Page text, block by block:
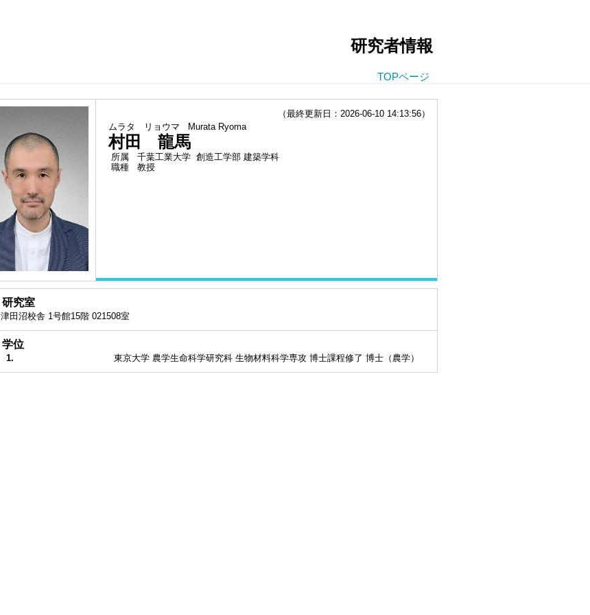
研究者情報
TOPページ
（最終更新日：2026-06-10 14:13:56）
ムラタ リョウマ
Murata Ryoma
村田 龍馬
所属
千葉工業大学 創造工学部 建築学科
職種
教授
研究室
津田沼校舎 1号館15階 021508室
学位
1. 東京大学 農学生命科学研究科 生物材料科学専攻 博士課程修了 博士（農学）